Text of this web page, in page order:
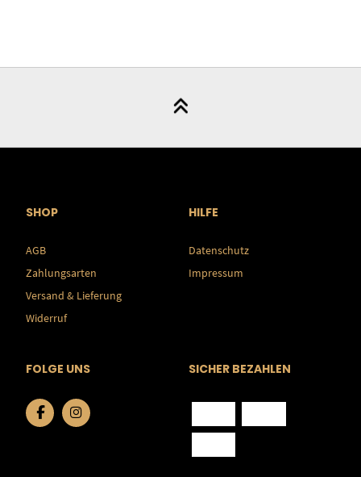
SHOP
AGB
Zahlungsarten
Versand & Lieferung
Widerruf
HILFE
Datenschutz
Impressum
FOLGE UNS SICHER BEZAHLEN